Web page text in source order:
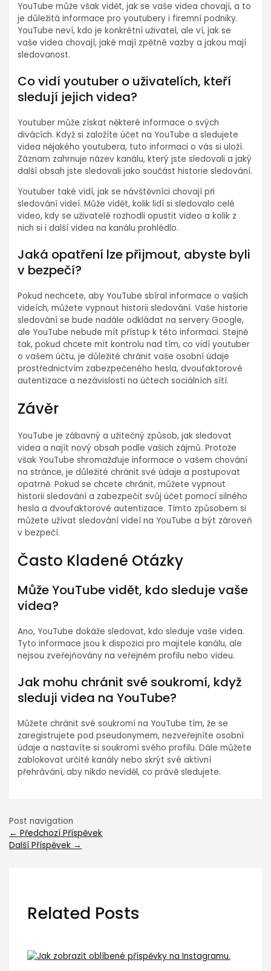
YouTube může však vidět, jak se vaše videa chovají, a to
je důležitá informace pro youtubery i firemní podniky.
YouTube neví, kdo je konkrétní uživatel, ale ví, jak se
vaše videa chovají, jaké mají zpětné vazby a jakou mají
sledovanost.
Co vidí youtuber o uživatelích, kteří
sledují jejich videa?
Youtuber může získat některé informace o svých
divácích. Když si založíte účet na YouTube a sledujete
videa nějakého youtubera, tuto informaci o vás si uloží.
Záznam zahrnuje název kanálu, který jste sledovali a jaký
další obsah jste sledovali jako součást historie sledování.
Youtuber také vidí, jak se návštěvníci chovají při
sledování videí. Může vidět, kolik lidí si sledovalo celé
video, kdy se uživatelé rozhodli opustit video a kolik z
nich si i další videa na kanálu prohlédlo.
Jaká opatření lze přijmout, abyste byli
v bezpečí?
Pokud nechcete, aby YouTube sbíral informace o vašich
videích, můžete vypnout historii sledování. Vaše historie
sledování se bude nadále odkládat na servery Google,
ale YouTube nebude mít přístup k této informaci. Stejně
tak, pokud chcete mít kontrolu nad tím, co vidí youtuber
o vašem účtu, je důležité chránit vaše osobní údaje
prostřednictvím zabezpečeného hesla, dvoufaktorové
autentizace a nezávislosti na účtech sociálních sítí.
Závěr
YouTube je zábavný a užitečný způsob, jak sledovat
videa a najít nový obsah podle vašich zájmů. Protože
však YouTube shromažďuje informace o vašem chování
na stránce, je důležité chránit své údaje a postupovat
opatrně. Pokud se chcete chránit, můžete vypnout
historii sledování a zabezpečit svůj účet pomocí silného
hesla a dvoufaktorové autentizace. Tímto způsobem si
můžete užívat sledování videí na YouTube a být zároveň
v bezpečí.
Často Kladené Otázky
Může YouTube vidět, kdo sleduje vaše
videa?
Ano, YouTube dokáže sledovat, kdo sleduje vaše videa.
Tyto informace jsou k dispozici pro majitele kanálu, ale
nejsou zveřejňovány na veřejném profilu nebo videu.
Jak mohu chránit své soukromí, když
sleduji videa na YouTube?
Můžete chránit své soukromí na YouTube tím, že se
zaregistrujete pod pseudonymem, nezveřejníte osobní
údaje a nastavíte si soukromí svého profilu. Dále můžete
zablokovat určité kanály nebo skrýt své aktivní
přehrávání, aby nikdo neviděl, co právě sledujete.
Post navigation
← Předchozí Příspěvek
Další Příspěvek →
Related Posts